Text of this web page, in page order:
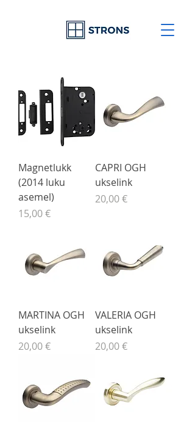
Magnetlukk
(2014 luku
asemel)
Price
15,00 €
CAPRI OGH
ukselink
Price
20,00 €
MARTINA OGH
ukselink
Price
20,00 €
VALERIA OGH
ukselink
Price
20,00 €